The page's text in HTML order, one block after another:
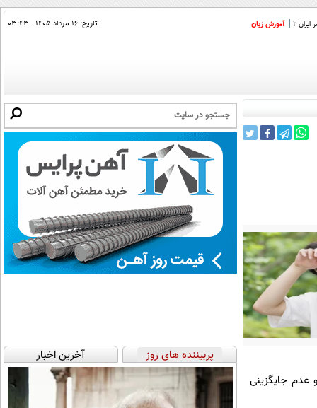
2 آموزش زبان تاریخ: ۱۶ مرداد ۱۴۰۵ - ۰۳:۴۳
عدم جایگزینی
پربیننده های روز آخرین اخبار